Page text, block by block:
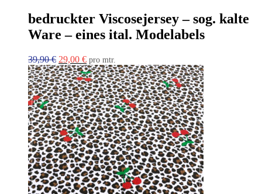
bedruckter Viscosejersey – sog. kalte
Ware – eines ital. Modelabels
39,90€ Ursprünglicher
Preis
war:
39,90 €
29,00 €Aktueller
Preis
ist:
29,00 €.
pro mtr.